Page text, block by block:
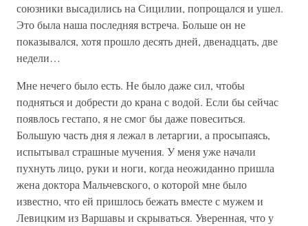
союзники высадились на Сицилии, попрощался и ушел.
Это была наша последняя встреча. Больше он не
показывался, хотя прошло десять дней, двенадцать, две
недели…
Мне нечего было есть. Не было даже сил, чтобы
подняться и добрести до крана с водой. Если бы сейчас
появлось гестапо, я не смог бы даже повеситься.
Большую часть дня я лежал в летаргии, а просыпаясь,
испытывал страшные мучения. У меня уже начали
пухнуть лицо, руки и ноги, когда неожиданно пришла
жена доктора Мальчевского, о которой мне было
известно, что ей пришлось бежать вместе с мужем и
Левицким из Варшавы и скрываться. Уверенная, что у